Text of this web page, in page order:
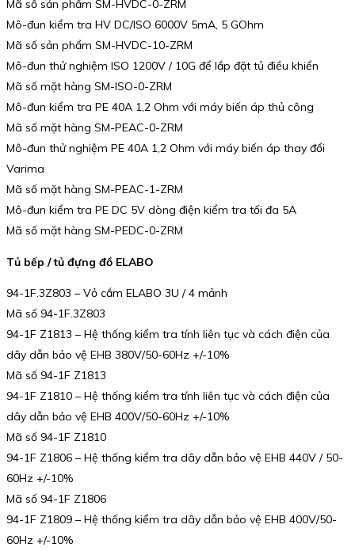
Mã số sản phẩm SM-HVDC-0-ZRM
Mô-đun kiểm tra HV DC/ISO 6000V 5mA, 5 GOhm
Mã số sản phẩm SM-HVDC-10-ZRM
Mô-đun thử nghiệm ISO 1200V / 10G để lắp đặt tủ điều khiển
Mã số mặt hàng SM-ISO-0-ZRM
Mô-đun kiểm tra PE 40A 1,2 Ohm với máy biến áp thủ công
Mã số mặt hàng SM-PEAC-0-ZRM
Mô-đun thử nghiệm PE 40A 1,2 Ohm với máy biến áp thay đổi
Varima
Mã số mặt hàng SM-PEAC-1-ZRM
Mô-đun kiểm tra PE DC 5V dòng điện kiểm tra tối đa 5A
Mã số mặt hàng SM-PEDC-0-ZRM
Tủ bếp / tủ đựng đồ ELABO
94-1F.3Z803 – Vỏ cắm ELABO 3U / 4 mảnh
Mã số 94-1F.3Z803
94-1F Z1813 – Hệ thống kiểm tra tính liên tục và cách điện của
dây dẫn bảo vệ EHB 380V/50-60Hz +/-10%
Mã số 94-1F Z1813
94-1F Z1810 – Hệ thống kiểm tra tính liên tục và cách điện của
dây dẫn bảo vệ EHB 400V/50-60Hz +/-10%
Mã số 94-1F Z1810
94-1F Z1806 – Hệ thống kiểm tra dây dẫn bảo vệ EHB 440V / 50-
60Hz +/-10%
Mã số 94-1F Z1806
94-1F Z1809 – Hệ thống kiểm tra dây dẫn bảo vệ EHB 400V/50-
60Hz +/-10%